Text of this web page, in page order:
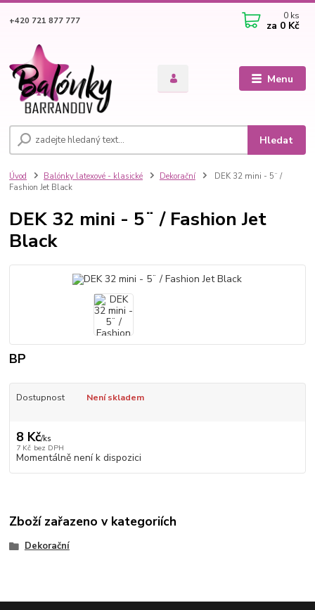
Menu
Hledat
+420 721 877 777 0 ks
za 0 Kč
Úvod Balónky latexové - klasické Dekorační
DEK 32 mini - 5¨ /
Fashion Jet Black
DEK 32 mini - 5¨ / Fashion Jet
Black
BP
Dostupnost Není skladem
8 Kč/ks
7 Kč bez DPH
Momentálně není k dispozici
Zboží zařazeno v kategoriích
Dekorační